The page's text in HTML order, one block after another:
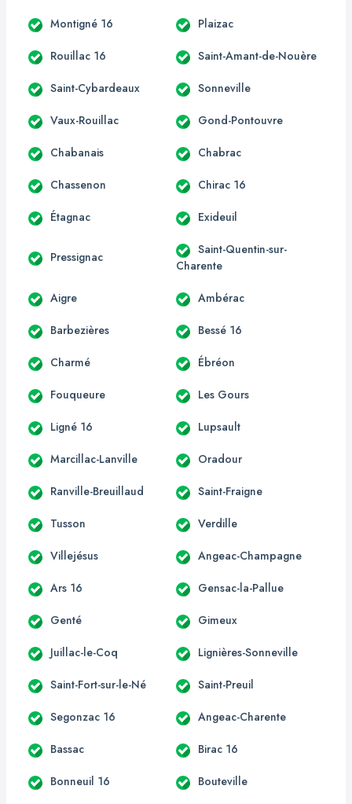
Montigné 16 Plaizac
Rouillac 16 Saint-Amant-de-Nouère
Saint-Cybardeaux Sonneville
Vaux-Rouillac Gond-Pontouvre
Chabanais Chabrac
Chassenon Chirac 16
Étagnac Exideuil
Pressignac
Saint-Quentin-sur-
Charente
Aigre Ambérac
Barbezières Bessé 16
Charmé Ébréon
Fouqueure Les Gours
Ligné 16 Lupsault
Marcillac-Lanville Oradour
Ranville-Breuillaud Saint-Fraigne
Tusson Verdille
Villejésus Angeac-Champagne
Ars 16 Gensac-la-Pallue
Genté Gimeux
Juillac-le-Coq Lignières-Sonneville
Saint-Fort-sur-le-Né Saint-Preuil
Segonzac 16 Angeac-Charente
Bassac Birac 16
Bonneuil 16 Bouteville